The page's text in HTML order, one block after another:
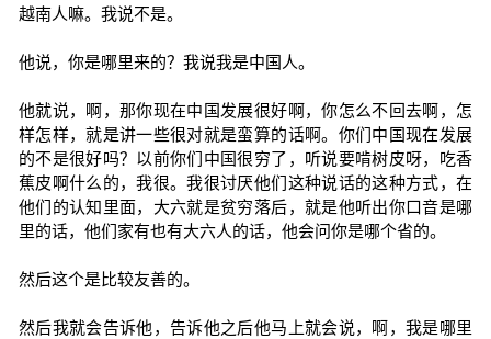
越南人嘛。我说不是。
他说，你是哪里来的？我说我是中国人。
他就说，啊，那你现在中国发展很好啊，你怎么不回去啊，怎
样怎样，就是讲一些很对就是蛮算的话啊。你们中国现在发展
的不是很好吗？以前你们中国很穷了，听说要啃树皮呀，吃香
蕉皮啊什么的，我很。我很讨厌他们这种说话的这种方式，在
他们的认知里面，大六就是贫穷落后，就是他听出你口音是哪
里的话，他们家有也有大六人的话，他会问你是哪个省的。
然后这个是比较友善的。
然后我就会告诉他，告诉他之后他马上就会说，啊，我是哪里